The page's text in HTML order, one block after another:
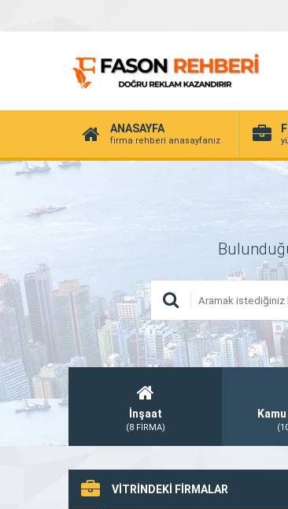
ANASAYFA
firma rehberi anasayfanız
İnşaat
(8 FİRMA)
VİTRİNDEKİ FİRMALAR